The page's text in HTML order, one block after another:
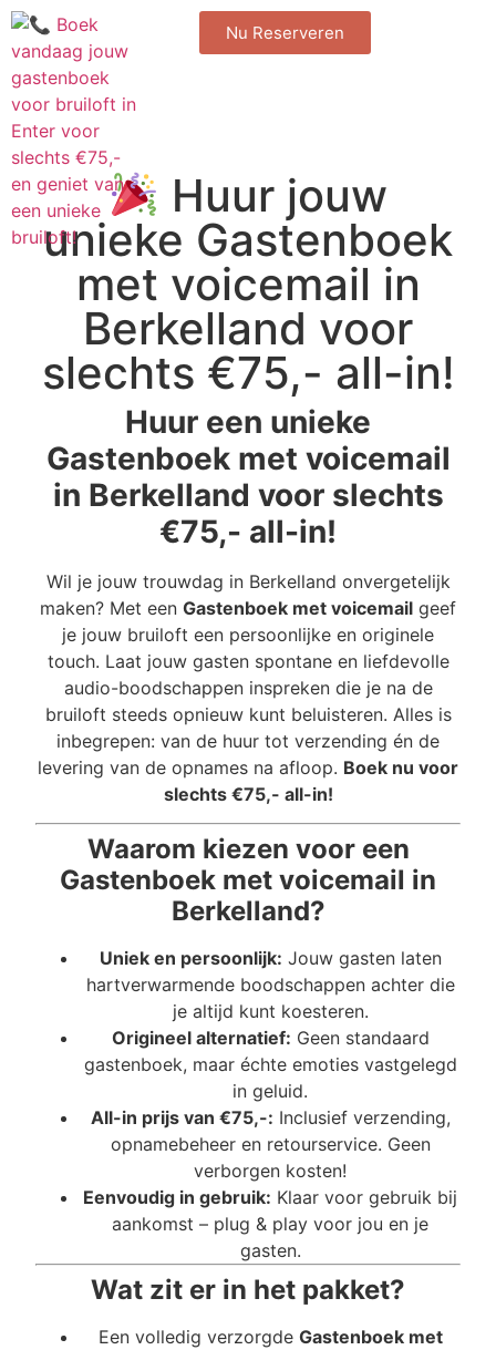
Nu Reserveren
Huur jouw
unieke Gastenboek
met voicemail in
Berkelland voor
slechts €75,- all-in!
Huur een unieke
Gastenboek met voicemail
in Berkelland voor slechts
€75,- all-in!
Wil je jouw trouwdag in Berkelland onvergetelijk
maken? Met een Gastenboek met voicemail geef
je jouw bruiloft een persoonlijke en originele
touch. Laat jouw gasten spontane en liefdevolle
audio-boodschappen inspreken die je na de
bruiloft steeds opnieuw kunt beluisteren. Alles is
inbegrepen: van de huur tot verzending én de
levering van de opnames na afloop. Boek nu voor
slechts €75,- all-in!
Waarom kiezen voor een
Gastenboek met voicemail in
Berkelland?
Uniek en persoonlijk: Jouw gasten laten
hartverwarmende boodschappen achter die
je altijd kunt koesteren.
Origineel alternatief: Geen standaard
gastenboek, maar échte emoties vastgelegd
in geluid.
All-in prijs van €75,-: Inclusief verzending,
opnamebeheer en retourservice. Geen
verborgen kosten!
Eenvoudig in gebruik: Klaar voor gebruik bij
aankomst – plug & play voor jou en je
gasten.
Wat zit er in het pakket?
Een volledig verzorgde Gastenboek met